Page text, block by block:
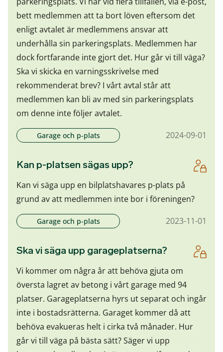
bett medlemmen att ta bort löven eftersom det
enligt avtalet är medlemmens ansvar att
underhålla sin parkeringsplats. Medlemmen har
dock fortfarande inte gjort det. Hur går vi till väga?
Ska vi skicka en varningsskrivelse med
rekommenderat brev? I vårt avtal står att
medlemmen kan bli av med sin parkeringsplats
om denne inte följer avtalet.
Garage och p-plats 2024-09-01
Kan p-platsen sägas upp?
Kan vi säga upp en bilplatshavares p-plats på
grund av att medlemmen inte bor i föreningen?
Garage och p-plats 2023-11-01
Ska vi säga upp garageplatserna?
Vi kommer om några år att behöva gjuta om
översta lagret av betong i vårt garage med 94
platser. Garageplatserna hyrs ut separat och ingår
inte i bostadsrätterna. Garaget kommer då att
behöva evakueras helt i cirka två månader. Hur
går vi till väga på bästa sätt? Säger vi upp